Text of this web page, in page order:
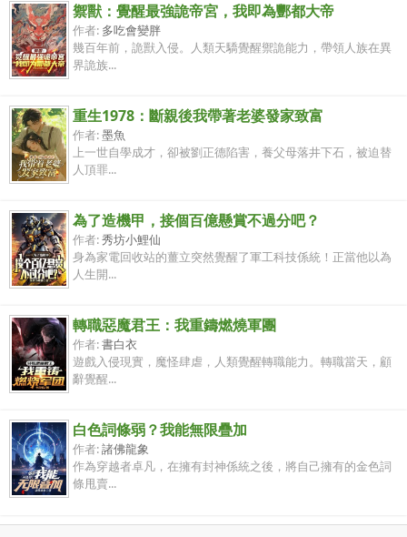
禦獸：覺醒最強詭帝宮，我即為酆都大帝
作者: 多吃會變胖
幾百年前，詭獸入侵。人類天驕覺醒禦詭能力，帶領人族在異
界詭族...
重生1978：斷親後我帶著老婆發家致富
作者:墨魚
上一世自學成才，卻被劉正德陷害，養父母落井下石，被迫替
人頂罪...
為了造機甲，接個百億懸賞不過分吧？
作者:秀坊小鯉仙
身為家電回收站的薑立突然覺醒了軍工科技係統！正當他以為
人生開...
轉職惡魔君王：我重鑄燃燒軍團
作者:書白衣
遊戲入侵現實，魔怪肆虐，人類覺醒轉職能力。轉職當天，顧
辭覺醒...
白色詞條弱？我能無限疊加
作者:諸佛龍象
作為穿越者卓凡，在擁有封神係統之後，將自己擁有的金色詞
條甩賣...